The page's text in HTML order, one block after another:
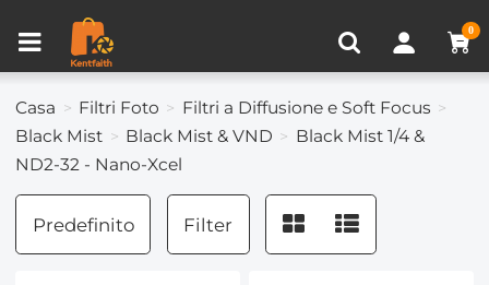
0
Casa Filtri Foto
Filtri a Diffusione e Soft Focus
Black Mist
Black Mist & VND
Black Mist 1/4 &
ND2-32 - Nano-Xcel
Predefinito Filter